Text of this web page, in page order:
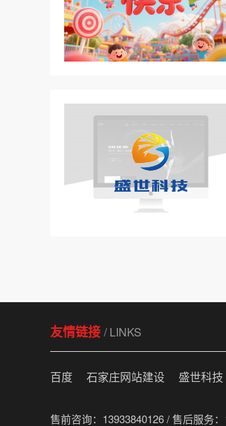
友情链接 / LINKS
百度 石家庄网站建设 盛世科技
售前咨询：13933840126 / 售后服务